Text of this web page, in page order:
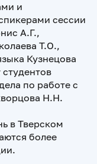
и
сессии
А.Г.,
Т.О.,
Кузнецова
по работе с
Н.Н.
в Тверском
более